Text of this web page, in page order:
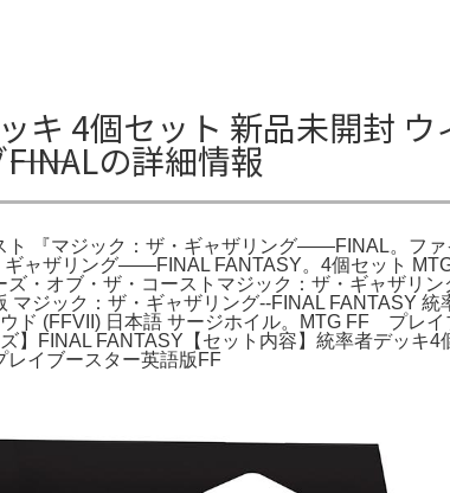
キ 4個セット 新品未開封
の詳細情報
ト 『マジック：ザ・ギャザリング――FINAL。フ
ャザリング——FINAL FANTASY。4個セット
ズ・オブ・ザ・コーストマジック：ザ・ギャザリ
マジック：ザ・ギャザリング--FINAL FANTASY
ウド (FFVII) 日本語 サージホイル。MTG FF プ
】FINAL FANTASY【セット内容】統率者デッ
レイブースター英語版FF